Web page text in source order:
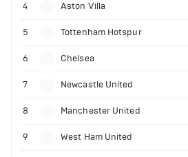
4 Aston Villa
5 Tottenham Hotspur
6 Chelsea
7 Newcastle United
8 Manchester United
9 West Ham United